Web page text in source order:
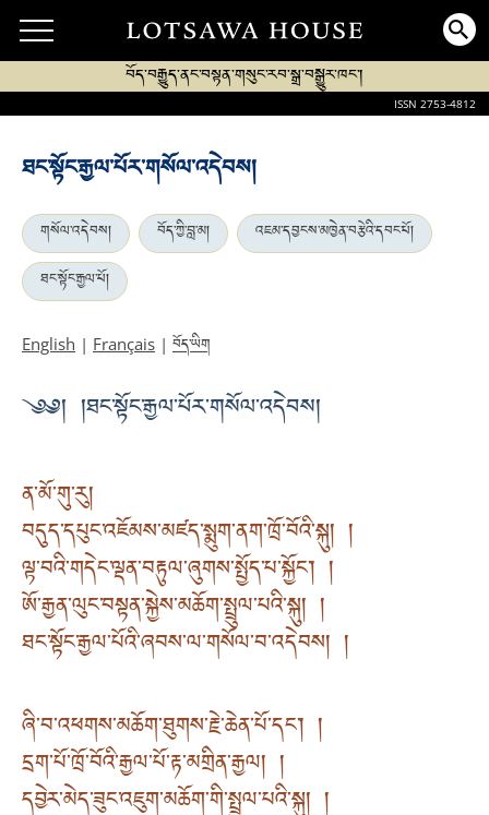
བོད་བརྒྱུད་ནང་བསྟན་གསུང་རབ་སྒྲ་བསྒྱུར་ཁང་།
ISSN 2753-4812
ཐང་སྟོང་རྒྱལ་པོར་གསོལ་འདེབས།
གསོལ་འདེབས། བོད་ཀྱི་བླ་མ།
འཇམ་དབྱངས་མཁྱེན་བརྩེའི་དབང་པོ།
ཐང་སྟོང་རྒྱལ་པོ།
English | Français | བོད་ཡིག
༄༅། །ཐང་སྟོང་རྒྱལ་པོར་གསོལ་འདེབས།
ན་མོ་གུ་རུ།
བདུད་དཔུང་འཇོམས་མཛད་སྨུག་ནག་ཁྲོ་བོའི་སྐུ། །
ལྟ་བའི་གདེང་ལྡན་བརྟུལ་ཞུགས་སྤྱོད་པ་སྐྱོང་། །
ཨོ་རྒྱན་ལུང་བསྟན་སྐྱེས་མཆོག་སྤྲུལ་པའི་སྐུ། །
ཐང་སྟོང་རྒྱལ་པོའི་ཞབས་ལ་གསོལ་བ་འདེབས། །
ཞི་བ་འཕགས་མཆོག་ཐུགས་རྗེ་ཆེན་པོ་དང་། །
དྲག་པོ་ཁྲོ་བོའི་རྒྱལ་པོ་རྟ་མགྲིན་རྒྱལ། །
དབྱེར་མེད་ཟུང་འཇུག་མཆོག་གི་སྤྲུལ་པའི་སྐུ། །